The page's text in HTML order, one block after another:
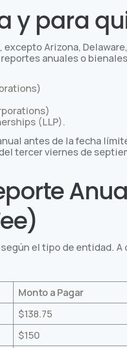
y para
Arizona,
anuales o
(LLP).
antes de la fecha
tercer viernes de
el tipo de entidad.
Monto a Pagar
$138.75
$150